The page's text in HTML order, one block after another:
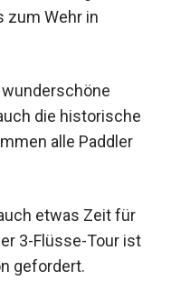
zum Wehr in
die historische
alle Paddler
etwas Zeit für
3-Flüsse-Tour ist
gefordert.